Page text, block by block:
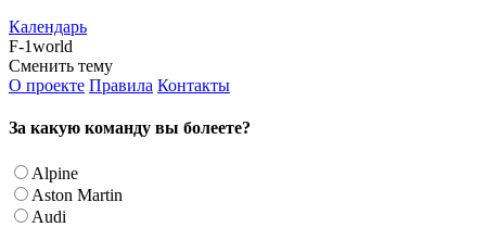
Календарь
F-1world
Сменить тему
О проекте Правила Контакты
За какую команду вы болеете?
Alpine
Aston Martin
Audi